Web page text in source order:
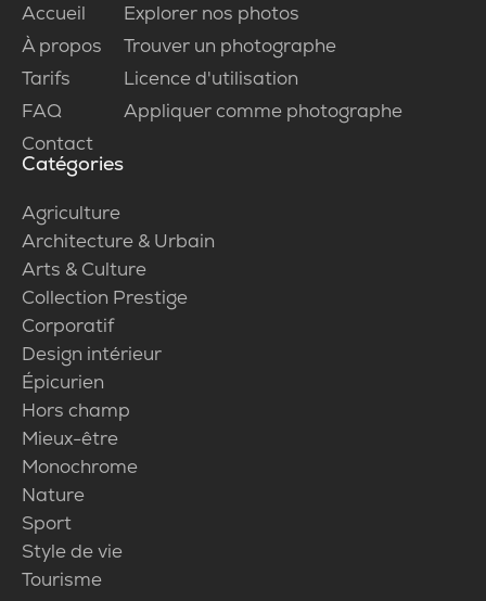
Accueil
À propos
Tarifs
FAQ
Contact
Explorer nos photos
Trouver un photographe
Licence d'utilisation
Appliquer comme photographe
Catégories
Agriculture
Architecture & Urbain
Arts & Culture
Collection Prestige
Corporatif
Design intérieur
Épicurien
Hors champ
Mieux-être
Monochrome
Nature
Sport
Style de vie
Tourisme